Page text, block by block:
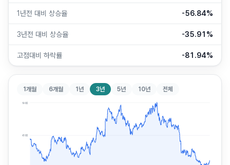
1년전 대비 상승율 -56.84%
3년전 대비 상승율 -35.91%
고점대비 하락률 -81.94%
1개월 6개월 1년 3년 5년 10년 전체
90$
60$